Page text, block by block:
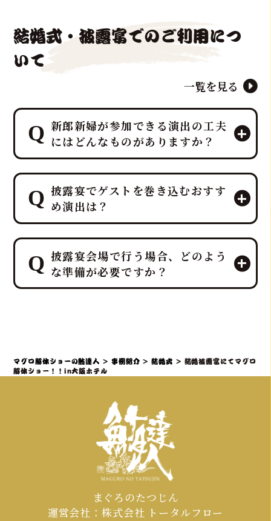
結婚式・披露宴でのご利用につ
いて
一覧を見る
新郎新婦が参加できる演出の工夫
にはどんなものがありますか？
マグロ解体ショーのパイオニア「鮪達
人」は、「幸せを呼ぶ魚」マグロを最
大限に活かし、マグロ入刀式や「愛の
マグロバイト」などの特別なゲスト参
加型演出を、ホテルレベルのプロの演
出力とノウハウで司会者・プランナー
と連携し、お二人の門出を完璧にサポ
ートします。
披露宴でゲストを巻き込むおすす
め演出は？
鮪達人では、40kg以上の生マグロの入
刀や記念撮影タイムなど、ゲスト参加
型の贅沢でエンターテイメント性の高
いサプライズ演出を、ホテルレベルの
われるような特別な体験を提供しま
披露宴会場で行う場合、どのよう
な準備が必要ですか？
実績を持つ私たちが、会場となるホテ
備をサポートいたしますのでご安心く
マグロ解体ショーの鮪達人 > 事例紹介 >結婚式 > 結婚披露宴にてマグロ
解体ショー！！in大阪ホテル
まぐろのたつじん
運営会社：株式会社 トータルフロー